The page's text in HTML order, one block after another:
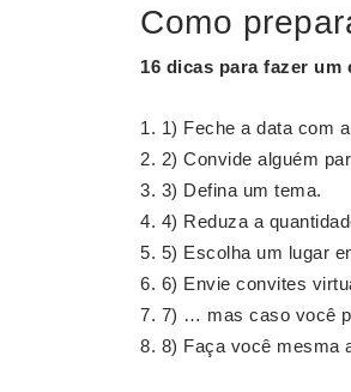
Como
16 dicas para fazer um
1) Feche a data com
2) Convide alguém
3) Defina um tema.
4) Reduza a
5) Escolha um lugar
6) Envie convites
7) … mas caso você
8) Faça você mesma